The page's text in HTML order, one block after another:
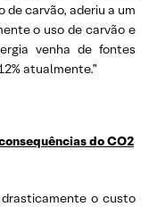
de carvão, aderiu a um
o uso de carvão e
venha de fontes
atualmente.”
do CO2
drasticamente o custo